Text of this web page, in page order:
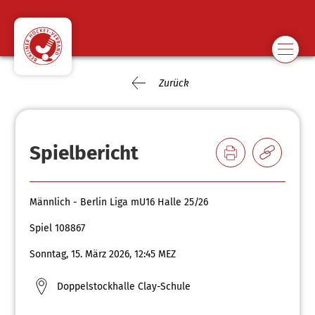
Zurück
Spielbericht
Männlich - Berlin Liga mU16 Halle 25/26
Spiel 108867
Sonntag, 15. März 2026, 12:45 MEZ
Doppelstockhalle Clay-Schule